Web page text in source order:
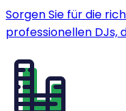
Sorgen Sie für die
professionellen DJs,